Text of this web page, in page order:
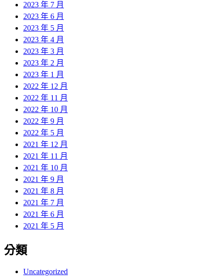
2023 年 7 月
2023 年 6 月
2023 年 5 月
2023 年 4 月
2023 年 3 月
2023 年 2 月
2023 年 1 月
2022 年 12 月
2022 年 11 月
2022 年 10 月
2022 年 9 月
2022 年 5 月
2021 年 12 月
2021 年 11 月
2021 年 10 月
2021 年 9 月
2021 年 8 月
2021 年 7 月
2021 年 6 月
2021 年 5 月
分類
Uncategorized